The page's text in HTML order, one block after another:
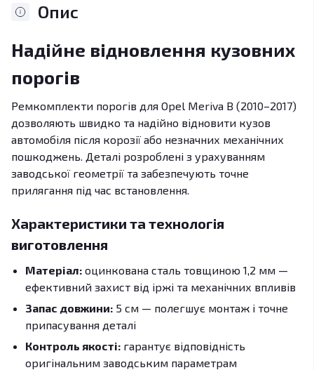
Опис
Надійне відновлення кузовних
порогів
Ремкомплекти порогів для Opel Meriva B (2010–2017)
дозволяють швидко та надійно відновити кузов
автомобіля після корозії або незначних механічних
пошкоджень. Деталі розроблені з урахуванням
заводської геометрії та забезпечують точне
прилягання під час встановлення.
Характеристики та технологія
виготовлення
Матеріал: оцинкована сталь товщиною 1,2 мм —
ефективний захист від іржі та механічних впливів
Запас довжини: 5 см — полегшує монтаж і точне
припасування деталі
Контроль якості: гарантує відповідність
оригінальним заводським параметрам